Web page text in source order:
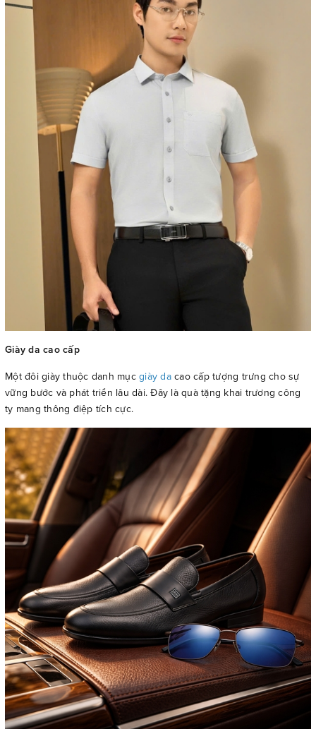
Giày da cao cấp
Một đôi giày thuộc danh mục giày da cao cấp tượng trưng cho sự
vững bước và phát triển lâu dài. Đây là quà tặng khai trương công
ty mang thông điệp tích cực.